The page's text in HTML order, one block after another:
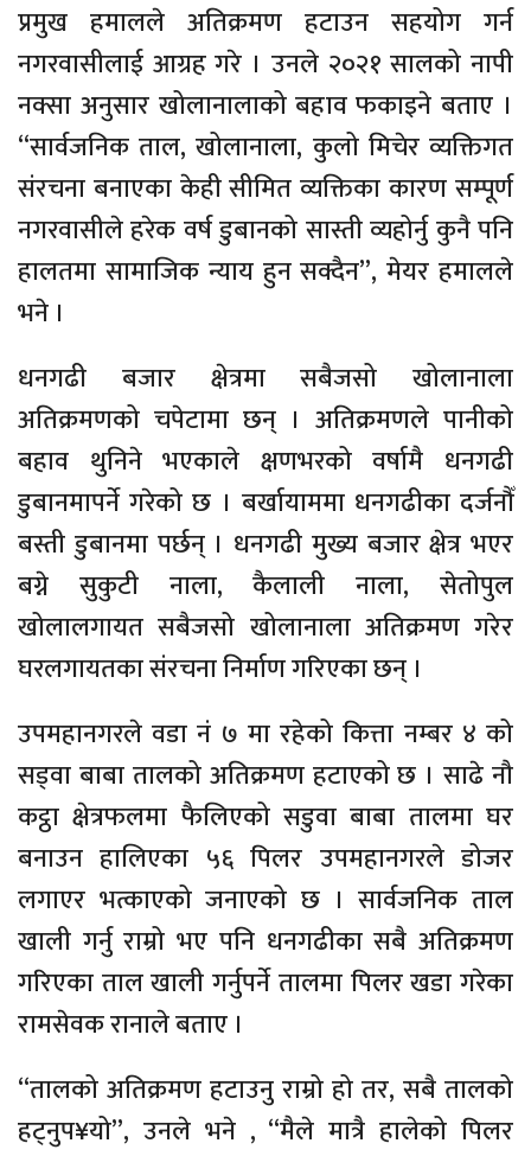
प्रमुख हमालले अतिक्रमण हटाउन सहयोग गर्न
नगरवासीलाई आग्रह गरे । उनले २०२१ सालको नापी
नक्सा अनुसार खोलानालाको बहाव फकाइने बताए ।
“सार्वजनिक ताल, खोलानाला, कुलो मिचेर व्यक्तिगत
संरचना बनाएका केही सीमित व्यक्तिका कारण सम्पूर्ण
नगरवासीले हरेक वर्ष डुबानको सास्ती व्यहोर्नु कुनै पनि
हालतमा सामाजिक न्याय हुन सक्दैन”, मेयर हमालले
भने ।
धनगढी बजार क्षेत्रमा सबैजसो खोलानाला
अतिक्रमणको चपेटामा छन् । अतिक्रमणले पानीको
बहाव थुनिने भएकाले क्षणभरको वर्षामै धनगढी
डुबानमापर्ने गरेको छ । बर्खायाममा धनगढीका दर्जनौँ
बस्ती डुबानमा पर्छन् । धनगढी मुख्य बजार क्षेत्र भएर
बग्ने सुकुटी नाला, कैलाली नाला, सेतोपुल
खोलालगायत सबैजसो खोलानाला अतिक्रमण गरेर
घरलगायतका संरचना निर्माण गरिएका छन् ।
उपमहानगरले वडा नं ७ मा रहेको कित्ता नम्बर ४ को
सड्वा बाबा तालको अतिक्रमण हटाएको छ । साढे नौ
कट्ठा क्षेत्रफलमा फैलिएको सडुवा बाबा तालमा घर
बनाउन हालिएका ५६ पिलर उपमहानगरले डोजर
लगाएर भत्काएको जनाएको छ । सार्वजनिक ताल
खाली गर्नु राम्रो भए पनि धनगढीका सबै अतिक्रमण
गरिएका ताल खाली गर्नुपर्ने तालमा पिलर खडा गरेका
रामसेवक रानाले बताए ।
“तालको अतिक्रमण हटाउनु राम्रो हो तर, सबै तालको
हट्नुप¥यो”, उनले भने , “मैले मात्रै हालेको पिलर